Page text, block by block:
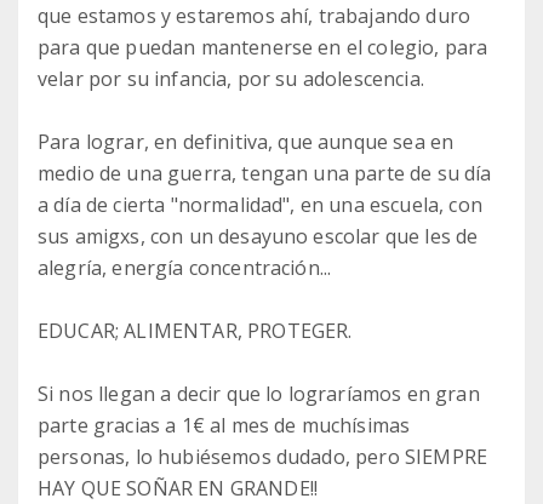
que estamos y estaremos ahí, trabajando duro
para que puedan mantenerse en el colegio, para
velar por su infancia, por su adolescencia.
Para lograr, en definitiva, que aunque sea en
medio de una guerra, tengan una parte de su día
a día de cierta "normalidad", en una escuela, con
sus amigxs, con un desayuno escolar que les de
alegría, energía concentración...
EDUCAR; ALIMENTAR, PROTEGER.
Si nos llegan a decir que lo lograríamos en gran
parte gracias a 1€ al mes de muchísimas
personas, lo hubiésemos dudado, pero SIEMPRE
HAY QUE SOÑAR EN GRANDE!!